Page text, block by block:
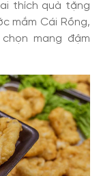
thích quà tặng
mắm Cái Rồng,
mang đậm